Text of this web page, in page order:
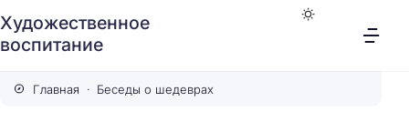
Художественное
воспитание
Главная Беседы о шедеврах